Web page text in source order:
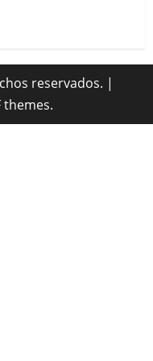
reservados. |
themes.